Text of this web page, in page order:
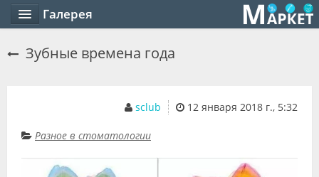
Галерея
Вакансии
Резюме
Зубные времена года
12 января 2018 г., 5:32
sclub
Разное в стоматологии